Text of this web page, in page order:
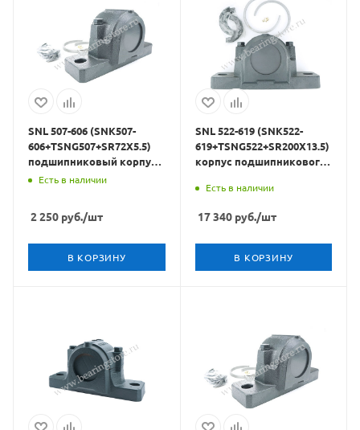
SNL 507-606 (SNK507-
606+TSNG507+SR72X5.5)
подшипниковый корпус
в сборе CRAFT BEARINGS
Есть в наличии
2 250 руб./шт
В КОРЗИНУ
SNL 522-619 (SNK522-
619+TSNG522+SR200X13.5)
корпус подшипникового
Есть в наличии
17 340руб./шт
В КОРЗИНУ